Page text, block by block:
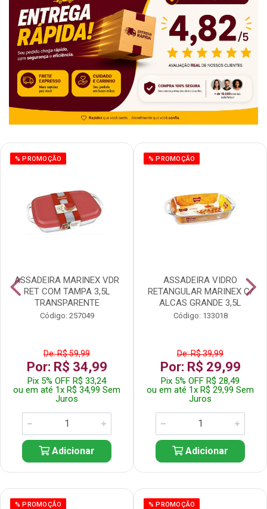
% PROMOÇÃO
ASSADEIRA MARINEX VDR
RET COM TAMPA 3,5L
TRANSPARENTE
Código: 257049
De: R$ 59,99
Por: R$ 34,99
Pix 5% OFF R$ 33,24
ou em até 1x R$ 34,99 Sem
Juros
Adicionar
% PROMOÇÃO
ASSADEIRA VIDRO
RETANGULAR MARINEX C/
ALCAS GRANDE 3,5L
Código: 133018
De: R$ 39,99
Por: R$ 29,99
Pix 5% OFF R$ 28,49
ou em até 1x R$ 29,99 Sem
Juros
Adicionar
% PROMOÇÃO % PROMOÇÃO